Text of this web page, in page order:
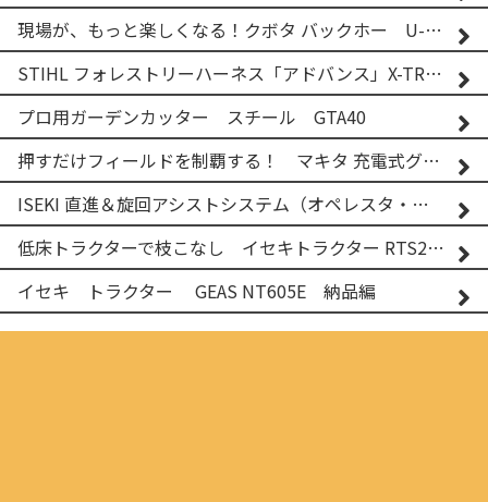
現場が、もっと楽しくなる！クボタ バックホー U-25-3A
STIHL フォレストリーハーネス「アドバンス」X-TREEm
プロ用ガーデンカッター スチール GTA40
押すだけフィールドを制覇する！ マキタ 充電式グランドトリマー MUG001G
ISEKI 直進＆旋回アシストシステム（オペレスタ・ターン）搭載 イセキ 乗用田植機 PRJ8D-ZJL
低床トラクターで枝こなし イセキトラクター RTS205NS & フレールモア FNC1202F
イセキ トラクター GEAS NT605E 納品編